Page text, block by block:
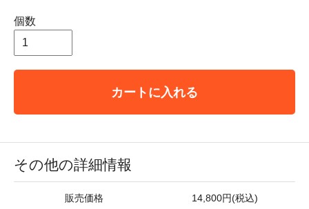
個数
カートに入れる
その他の詳細情報
販売価格 14,800円(税込)